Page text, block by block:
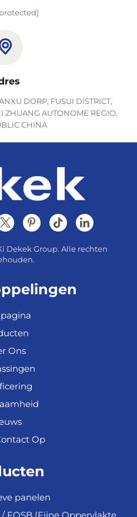
DORP, FUSUI DISTRICT,
ZHUANG AUTONOME REGIO,
CHINA
Dekek Group. Alle rechten
Ons
Op
panelen
FOSB (Fijne Oppervlakte